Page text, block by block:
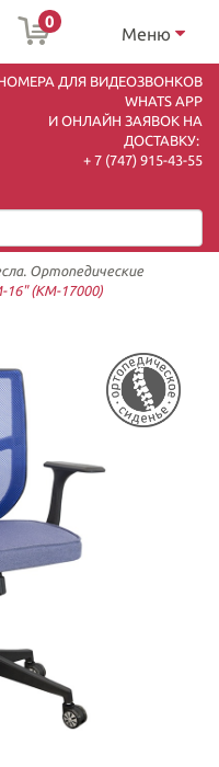
0
Меню
ДЛЯ ВИДЕОЗВОНКОВ
WHATS APP
И ОНЛАЙН ЗАЯВОК НА
ДОСТАВКУ:
+ 7 (747) 915-43-55
Ортопедические
16" (KM-17000)